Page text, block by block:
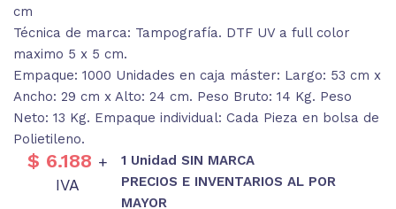
cm
Técnica de marca: Tampografía. DTF UV a full color
maximo 5 x 5 cm.
Empaque: 1000 Unidades en caja máster: Largo: 53 cm x
Ancho: 29 cm x Alto: 24 cm. Peso Bruto: 14 Kg. Peso
Neto: 13 Kg. Empaque individual: Cada Pieza en bolsa de
Polietileno.
$ 6.188 +
IVA
1 Unidad SIN MARCA
PRECIOS E INVENTARIOS AL POR
MAYOR